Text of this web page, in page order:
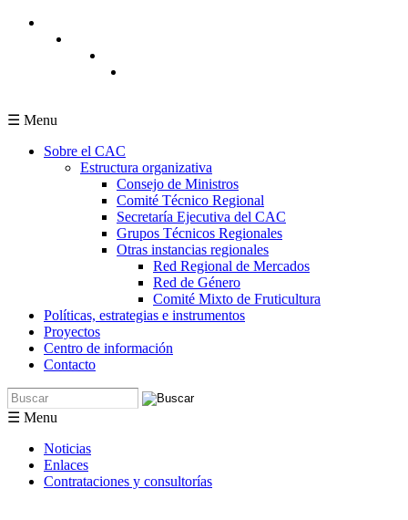
Pasar al contenido principal
☰ Menu
Sobre el CAC
Estructura organizativa
Consejo de Ministros
Comité Técnico Regional
Secretaría Ejecutiva del CAC
Grupos Técnicos Regionales
Otras instancias regionales
Red Regional de Mercados
Red de Género
Comité Mixto de Fruticultura
Políticas, estrategias e instrumentos
Proyectos
Centro de información
Contacto
Formulario de búsqueda
Buscar
☰ Menu
Noticias
Enlaces
Contrataciones y consultorías